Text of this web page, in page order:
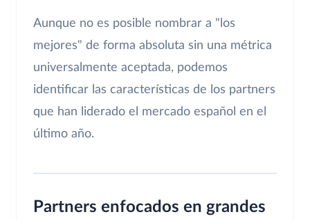
Aunque no es posible nombrar a "los
mejores" de forma absoluta sin una métrica
universalmente aceptada, podemos
identificar las características de los partners
que han liderado el mercado español en el
último año.
Partners enfocados en grandes